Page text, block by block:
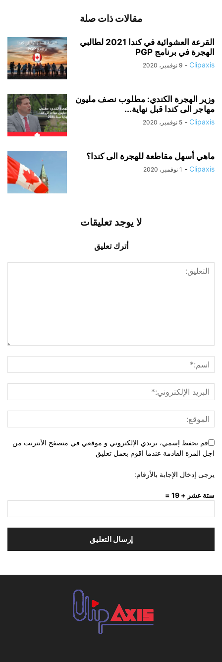
مقالات ذات صلة
القرعة العشوائية في كندا 2021 لطالبي
الهجرة في برنامج PGP
Clipaxis
- 9 نوفمبر، 2020
وزير الهجرة الكندي: مطلوب نصف مليون
مهاجر الى كندا قبل نهاية...
Clipaxis
- 5 نوفمبر، 2020
ماهي أسهل مقاطعة للهجرة الى كندا؟
Clipaxis
- 1 نوفمبر، 2020
لا يوجد تعليقات
أترك تعليق
قم بحفظ إسمي، بريدي الإلكتروني و موقعي في متصفح الأنترنت من
اجل المرة القادمة عندما اقوم بعمل تعليق
يرجى إدخال الإجابة بالأرقام:
ستة عشر + 19 =